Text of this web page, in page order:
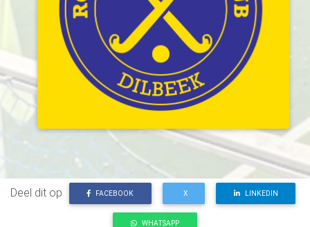
Deel dit op FACEBOOK X LINKEDIN
WHATSAPP